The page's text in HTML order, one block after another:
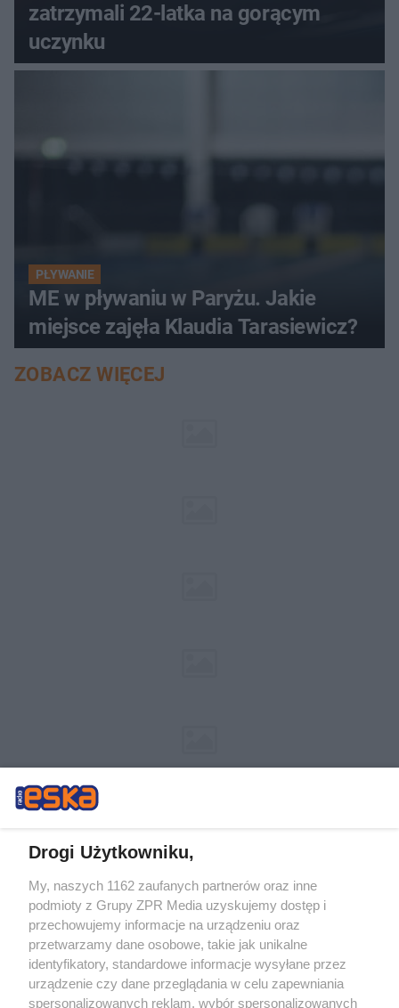
zatrzymali 22-latka na gorącym
uczynku
PŁYWANIE
ME w pływaniu w Paryżu. Jakie
miejsce zajęła Klaudia Tarasiewicz?
ZOBACZ WIĘCEJ
Żaden utwór zamieszczony w serwisie nie może być powielany i
rozpowszechniany lub dalej rozpowszechniany w jakikolwiek sposób (w
tym także elektroniczny lub mechaniczny) na jakimkolwiek polu
eksploatacji w jakiejkolwiek formie, włącznie z umieszczaniem w Internecie
bez pisemnej zgody właściciela praw. Jakiekolwiek użycie lub
wykorzystanie utworów w całości lub w części z naruszeniem prawa, tzn.
bez właściwej zgody, jest zabronione pod groźbą kary i może być ścigane
prawnie.
Drogi Użytkowniku,
My, naszych 1162 zaufanych partnerów oraz inne
podmioty z Grupy ZPR Media uzyskujemy dostęp i
przechowujemy informacje na urządzeniu oraz
przetwarzamy dane osobowe, takie jak unikalne
identyfikatory, standardowe informacje wysyłane przez
urządzenie czy dane przeglądania w celu zapewniania
spersonalizowanych reklam, wybór spersonalizowanych